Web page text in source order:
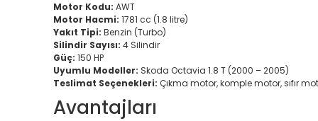
Motor Kodu: AWT
Motor Hacmi: 1781 cc (1.8 litre)
Yakıt Tipi: Benzin (Turbo)
Silindir Sayısı: 4 Silindir
Güç: 150 HP
Uyumlu Modeller: Skoda Octavia 1.8 T (2000 – 2005)
Teslimat Seçenekleri: Çıkma motor, komple motor, sıfır
Avantajları